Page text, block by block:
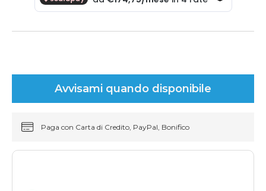
Avvisami quando disponibile
Paga con Carta di Credito, PayPal, Bonifico